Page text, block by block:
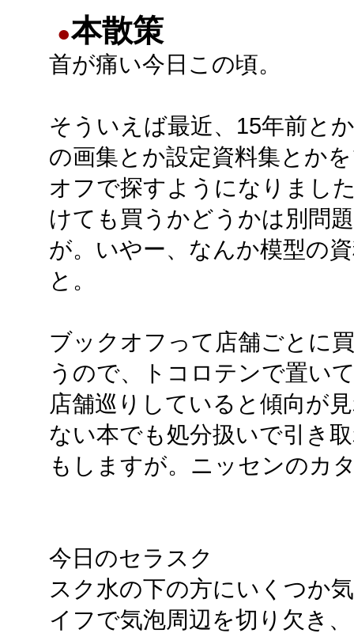
●本散策
首が痛い今日この頃。
そういえば最近、15年前と
の画集とか設定資料集とか
オフで探すようになりまし
けても買うかどうかは別問
が。いやー、なんか模型の
と。
ブックオフって店舗ごとに
うので、トコロテンで置い
店舗巡りしていると傾向が
ない本でも処分扱いで引き
もしますが。ニッセンのカ
今日のセラスク
スク水の下の方にいくつか
イフで気泡周辺を切り欠き